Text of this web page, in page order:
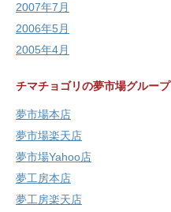
2007年7月
2006年5月
2005年4月
チマチョゴリの夢市場グループ
夢市場本店
夢市場楽天店
夢市場Yahoo店
夢工房本店
夢工房楽天店